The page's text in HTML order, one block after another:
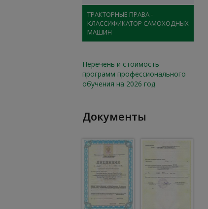
ТРАКТОРНЫЕ ПРАВА -
КЛАССИФИКАТОР САМОХОДНЫХ
МАШИН
Перечень и стоимость
программ профессионального
обучения на 2026 год
Документы